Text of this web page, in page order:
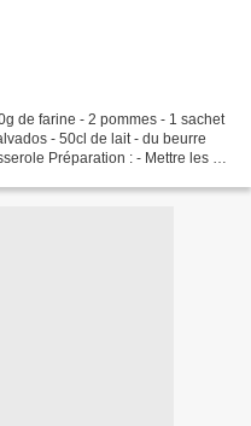
de farine - 2 pommes - 1 sachet
- 50cl de lait - du beurre
Préparation : - Mettre les 3